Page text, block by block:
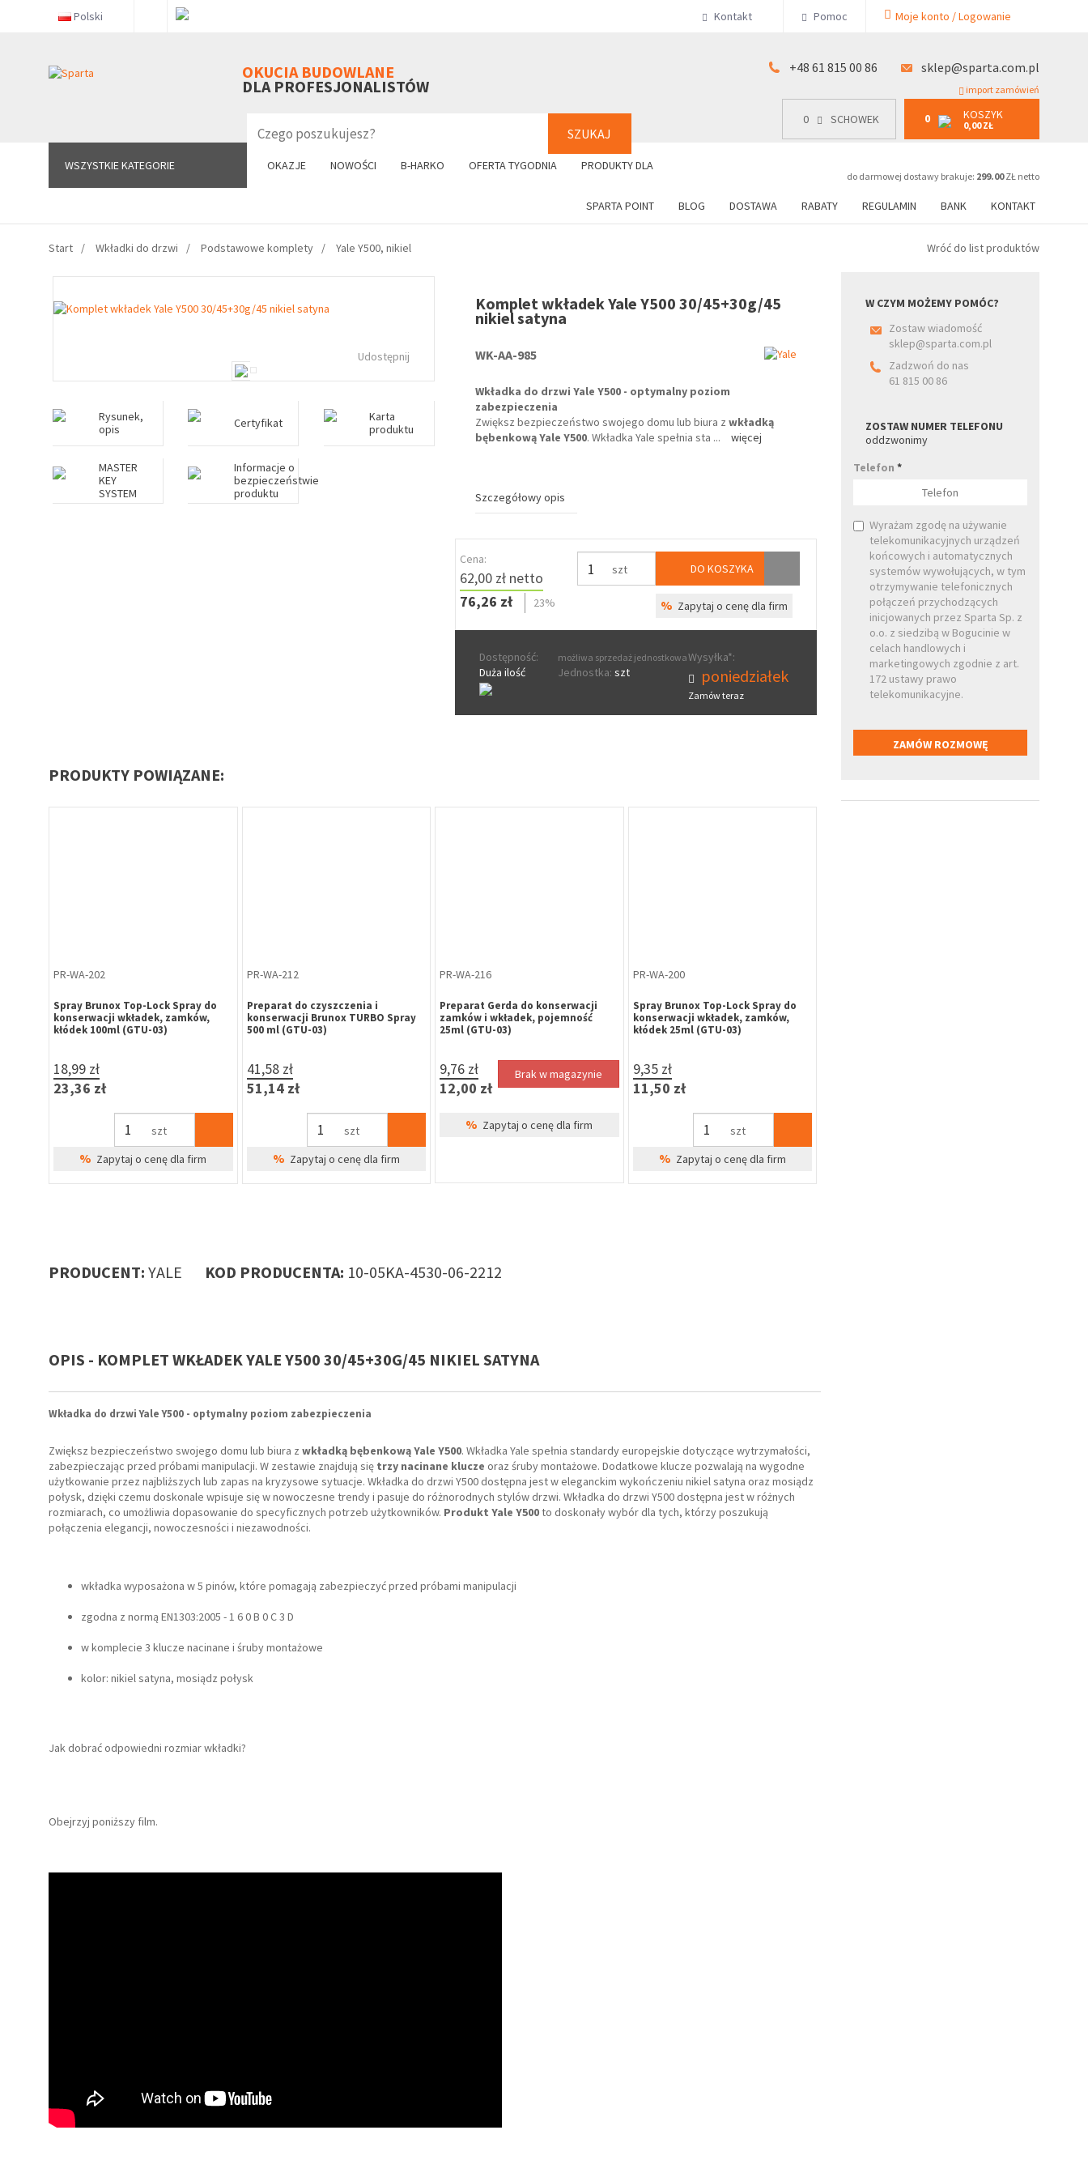
Polski Kontakt Pomoc Moje konto / Logowanie
OKUCIA BUDOWLANE
DLA PROFESJONALISTÓW
SZUKAJ
+48 61 815 00 86 sklep@sparta.com.pl
import zamówień
0 SCHOWEK 0 KOSZYK
0,00 ZŁ
do darmowej dostawy brakuje: 299.00ZŁ netto
WSZYSTKIE KATEGORIE OKAZJE NOWOŚCI B-HARKO OFERTA TYGODNIA PRODUKTY DLA
SPARTA POINT BLOG DOSTAWA RABATY REGULAMIN BANK KONTAKT
WSZYSTKIE KATEGORIE 0 SCHOWEK 0 KOSZYK
0,00 ZŁ
+48 61 815 00 86
Start Wkładki do drzwi Podstawowe komplety Yale Y500, nikiel Wróć do list produktów
Udostępnij
Rysunek,
opis
Certyfikat
Karta
produktu
MASTER
KEY
SYSTEM
Informacje o
bezpieczeństwie
produktu
Komplet wkładek Yale Y500 30/45+30g/45
nikiel satyna
WK-AA-985
Wkładka do drzwi Yale Y500 - optymalny poziom
zabezpieczenia
Zwiększ bezpieczeństwo swojego domu lub biura zwkładką
bębenkową Yale Y500. Wkładka Yale spełnia sta ... więcej
Szczegółowy opis
Cena:
62,00 zł netto
76,26 zł
23%
szt DO KOSZYKA
% Zapytaj o cenę dla firm
Dostępność:
Duża ilość
możliwa sprzedaż jednostkowa
Jednostka: szt
Wysyłka*:
poniedziałek
Zamów teraz
PRODUKTY POWIĄZANE:
PR-WA-202
Spray Brunox Top-Lock Spray do
konserwacji wkładek, zamków,
kłódek 100ml (GTU-03)
18,99 zł
23,36 zł
szt
% Zapytaj o cenę dla firm
PR-WA-212
Preparat do czyszczenia i
konserwacji Brunox TURBO Spray
500 ml (GTU-03)
41,58 zł
51,14 zł
szt
% Zapytaj o cenę dla firm
PR-WA-216
Preparat Gerda do konserwacji
zamków i wkładek, pojemność
25ml (GTU-03)
9,76 zł
12,00 zł
Brak w magazynie
% Zapytaj o cenę dla firm
PR-WA-200
Spray Brunox Top-Lock Spray do
konserwacji wkładek, zamków,
kłódek 25ml (GTU-03)
9,35 zł
11,50 zł
szt
% Zapytaj o cenę dla firm
PRODUCENT: YALE KOD PRODUCENTA: 10-05KA-4530-06-2212
OPIS - KOMPLET WKŁADEK YALE Y500 30/45+30G/45 NIKIEL SATYNA
Wkładka do drzwi Yale Y500 - optymalny poziom zabezpieczenia
Zwiększ bezpieczeństwo swojego domu lub biura z wkładką bębenkową Yale Y500. Wkładka Yale spełnia standardy europejskie dotyczące wytrzymałości,
zabezpieczając przed próbami manipulacji. W zestawie znajdują się trzy nacinane klucze oraz śruby montażowe. Dodatkowe klucze pozwalają na wygodne
użytkowanie przez najbliższych lub zapas na kryzysowe sytuacje. Wkładka do drzwi Y500 dostępna jest w eleganckim wykończeniu nikiel satyna oraz mosiądz
połysk, dzięki czemu doskonale wpisuje się w nowoczesne trendy i pasuje do różnorodnych stylów drzwi. Wkładka do drzwi Y500 dostępna jest w różnych
rozmiarach, co umożliwia dopasowanie do specyficznych potrzeb użytkowników. Produkt Yale Y500to doskonały wybór dla tych, którzy poszukują
połączenia elegancji, nowoczesności i niezawodności.
wkładka wyposażona w 5 pinów, które pomagają zabezpieczyć przed próbami manipulacji
zgodna z normą EN1303:2005 - 1 6 0 B 0 C 3 D
w komplecie 3 klucze nacinane i śruby montażowe
kolor: nikiel satyna, mosiądz połysk
Jak dobrać odpowiedni rozmiar wkładki?
Obejrzyj poniższy film.
W CZYM MOŻEMY POMÓC?
Zostaw wiadomość
sklep@sparta.com.pl
Zadzwoń do nas
61 815 00 86
ZOSTAW NUMER TELEFONU
oddzwonimy
Telefon*
Wyrażam zgodę na używanie
telekomunikacyjnych urządzeń
końcowych i automatycznych
systemów wywołujących, w tym
otrzymywanie telefonicznych
połączeń przychodzących
inicjowanych przez Sparta Sp. z
o.o. z siedzibą w Bogucinie w
celach handlowych i
marketingowych zgodnie z art.
172 ustawy prawo
telekomunikacyjne.